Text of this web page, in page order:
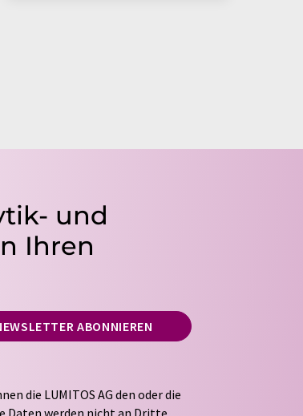
und
Ihren
ABONNIEREN
die LUMITOS AG den oder die
Daten werden nicht an Dritte